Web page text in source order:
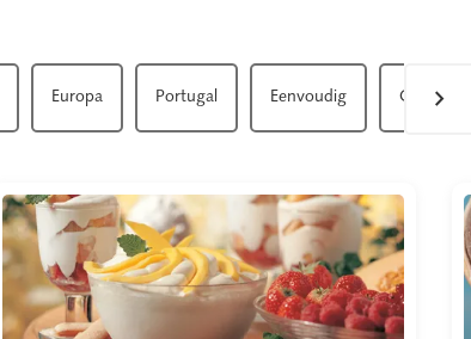
Europa Portugal Eenvoudig Gemiddeld
chevron_right